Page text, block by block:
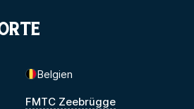
Belgien
FMTC Zeebrügge